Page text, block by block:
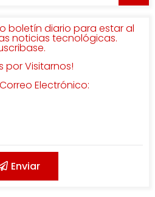
boletín diario para estar al
noticias tecnológicas.
por Visitarnos!
Electrónico:
Enviar